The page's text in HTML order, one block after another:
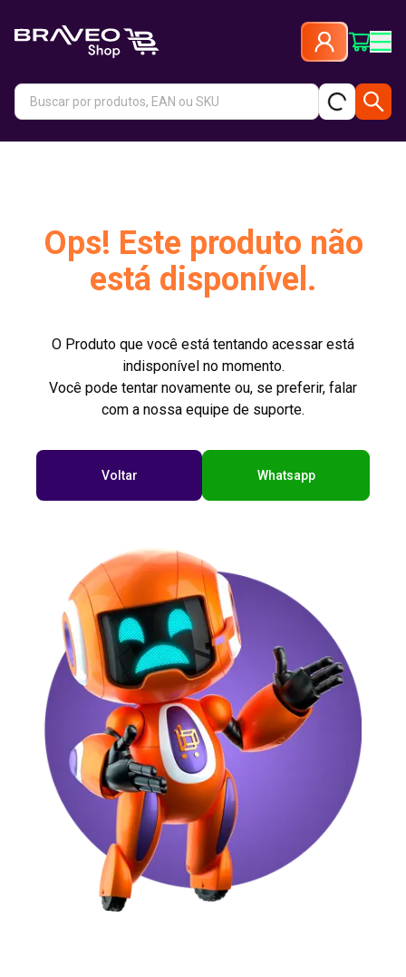
Ops! Este produto não
está disponível.
O Produto que você está tentando acessar está
indisponível no momento.
Você pode tentar novamente ou, se preferir, falar
com a nossa equipe de suporte.
Voltar Whatsapp